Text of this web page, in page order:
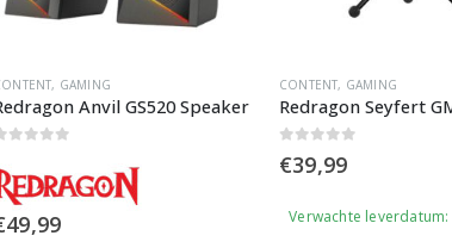
, GAMING
Anvil GS520 Speaker
49,99
CONTENT, GAMING
€39,99
Verwachte